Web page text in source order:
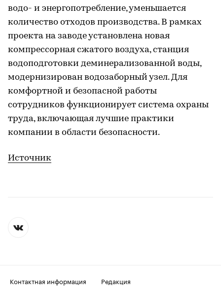
водо- и энергопотребление, уменьшается
количество отходов производства. В рамках
проекта на заводе установлена новая
компрессорная сжатого воздуха, станция
водоподготовки деминерализованной воды,
модернизирован водозаборный узел. Для
комфортной и безопасной работы
сотрудников функционирует система охраны
труда, включающая лучшие практики
компании в области безопасности.
Источник
Контактная информация
Редакция